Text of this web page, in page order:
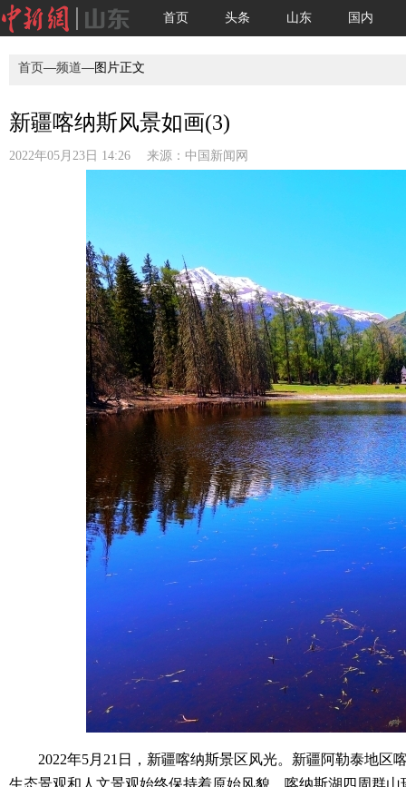
首页 头条 山东 国内
首页—频道—图片正文
新疆喀纳斯风景如画(3)
2022年05月23日 14:26 来源： 中国新闻网
2022年5月21日，新疆喀纳斯景区风光。新疆阿勒泰地区
生态景观和人文景观始终保持着原始风貌。喀纳斯湖四周群